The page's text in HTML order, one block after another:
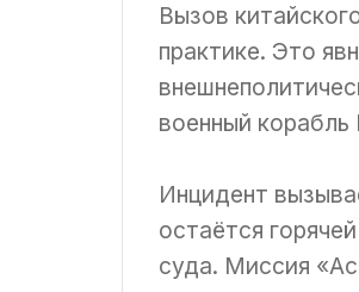
Вызов
практике. Это
военный
Инцидент
остаётся
суда. Миссия